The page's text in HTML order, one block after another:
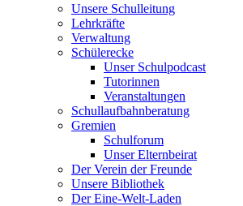
Unsere Schulleitung
Lehrkräfte
Verwaltung
Schülerecke
Unser Schulpodcast
Tutorinnen
Veranstaltungen
Schullaufbahnberatung
Gremien
Schulforum
Unser Elternbeirat
Der Verein der Freunde
Unsere Bibliothek
Der Eine-Welt-Laden